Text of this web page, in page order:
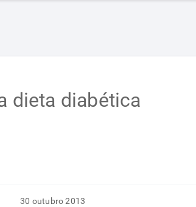
dieta diabética
30 outubro 2013